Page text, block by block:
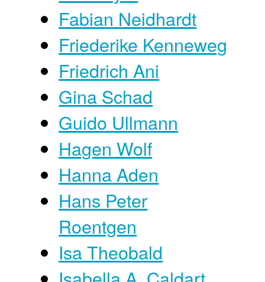
Fabian Neidhardt
Friederike Kenneweg
Friedrich Ani
Gina Schad
Guido Ullmann
Hagen Wolf
Hanna Aden
Hans Peter
Roentgen
Isa Theobald